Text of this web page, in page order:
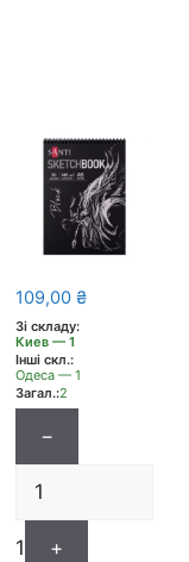
109,00 ₴
Зі складу:
Киев — 1
Інші скл.:
Одеса — 1
Загал.:2
−
1 +